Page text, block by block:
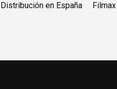
Distribución en España
Filmax